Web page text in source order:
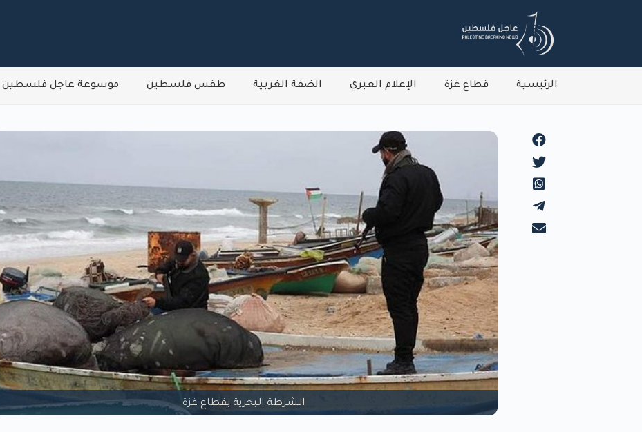
الرئيسية قطاع غزة الإعلام العبري الضفة الغربية طقس فلسطين موسوعة عاجل فلسطين
الشرطة البحرية بقطاع غزة